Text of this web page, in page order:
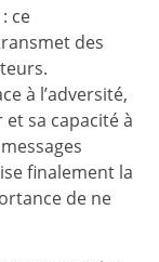
ce
des
à l’adversité,
sa capacité à
finalement la
de ne